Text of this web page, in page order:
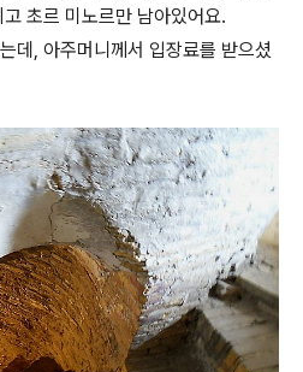
초르 미노르만 남아있어요.
데, 아주머니께서 입장료를 받으셨